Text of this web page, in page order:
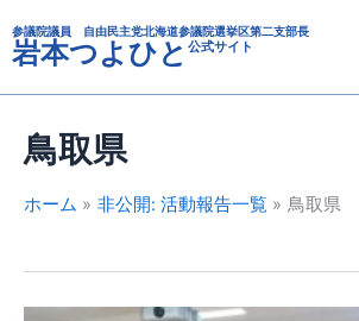
容
を
ス
参議院議員 自由民主党北海道参議院選挙区第二支部長
岩本つよひと 公式サイト
鳥取県
ホーム 非公開: 活動報告一覧 鳥取県
テ
ゴ